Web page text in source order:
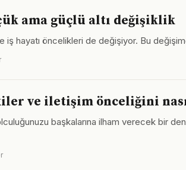
ama güçlü altı değişiklik
iş hayatı öncelikleri de değişiyor. Bu
ve iletişim önceliğini
başkalarına ilham verecek bir